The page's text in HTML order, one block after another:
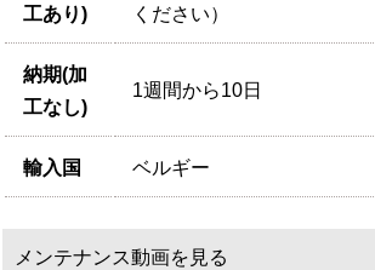
工あり)
ください）
納期(加
工なし)
1週間から10日
輸入国 ベルギー
メンテナンス動画を見る